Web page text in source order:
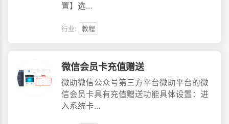
置】选…
行业: 教程
微信会员卡充值赠送
微助微信公众号第三方平台微助平台的微
信会员卡具有充值赠送功能具体设置：进
入系统卡…